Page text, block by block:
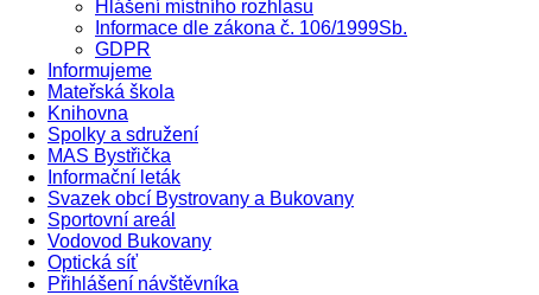
Hlášení místního rozhlasu
Informace dle zákona č. 106/1999Sb.
GDPR
Informujeme
Mateřská škola
Knihovna
Spolky a sdružení
MAS Bystřička
Informační leták
Svazek obcí Bystrovany a Bukovany
Sportovní areál
Vodovod Bukovany
Optická síť
Přihlášení návštěvníka